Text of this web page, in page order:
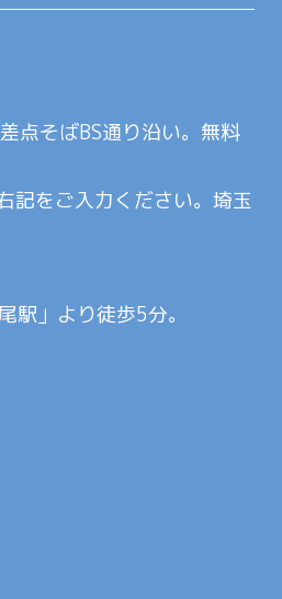
点そばBS通り沿い。無料
記をご入力ください。埼玉
駅」より徒歩5分。